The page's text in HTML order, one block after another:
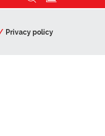
Privacy policy